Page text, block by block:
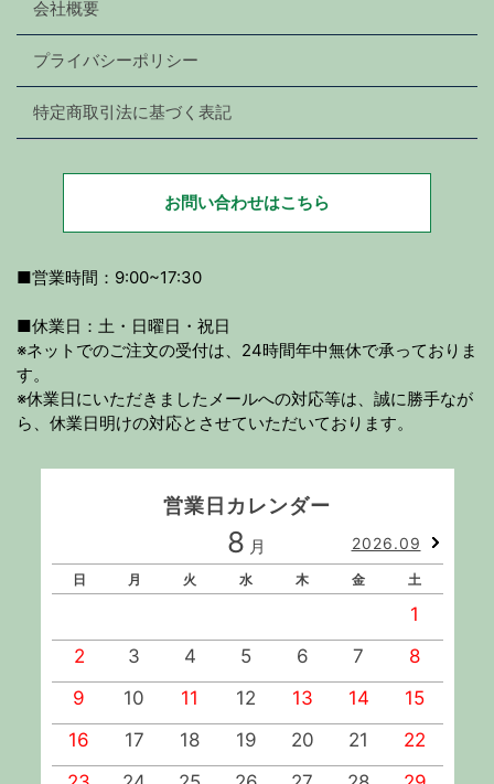
会社概要
プライバシーポリシー
特定商取引法に基づく表記
お問い合わせはこちら
■営業時間：9:00~17:30
■休業日：土・日曜日・祝日
※ネットでのご注文の受付は、24時間年中無休で承っておりま
す。
※休業日にいただきましたメールへの対応等は、誠に勝手なが
ら、休業日明けの対応とさせていただいております。
営業日カレンダー
8 月 2026.09
日 月 火 水 木 金 土
1
2
3 4 5 6 7
8
9
10 11 12 13 14
15
16
17 18 19 20 21
22